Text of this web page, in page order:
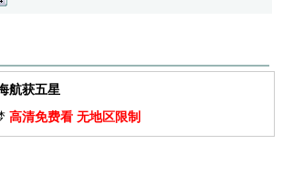
航获五星
高清免费看 无地区限制